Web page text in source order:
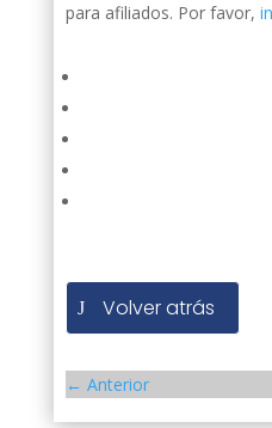
para afiliados. Por favor,
Volver atrás
← Anterior